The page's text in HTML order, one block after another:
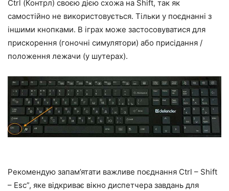
Ctrl (Контрл) своєю дією схожа на Shift, так як
самостійно не використовується. Тільки у поєднанні з
іншими кнопками. В іграх може застосовуватися для
прискорення (гоночні симулятори) або присідання /
положення лежачи (у шутерах).
Рекомендую запам’ятати важливе поєднання Ctrl – Shift
– Esc”, яке відкриває вікно диспетчера завдань для